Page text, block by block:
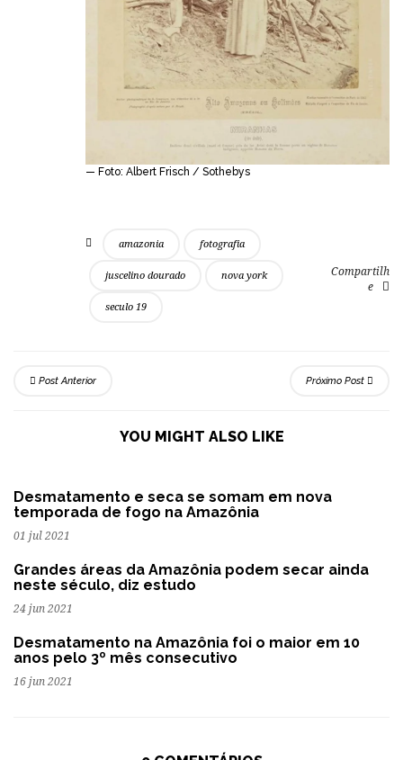
— Foto: Albert Frisch / Sothebys
amazonia fotografia
juscelino dourado nova york
seculo 19
Compartilh
e
Post Anterior Próximo Post
YOU MIGHT ALSO LIKE
Desmatamento e seca se somam em nova
temporada de fogo na Amazônia
01 jul 2021
Grandes áreas da Amazônia podem secar ainda
neste século, diz estudo
24 jun 2021
Desmatamento na Amazônia foi o maior em 10
anos pelo 3º mês consecutivo
16 jun 2021